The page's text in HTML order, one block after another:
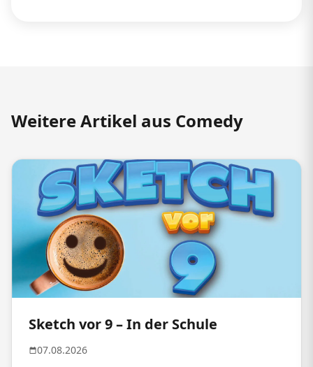
Weitere Artikel aus Comedy
Sketch vor 9 – In der Schule
07.08.2026